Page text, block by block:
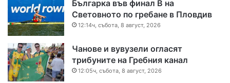
Българка във финал B на
Световното по гребане в Пловдив
12:14ч, събота, 8 август, 2026
Чанове и вувузели огласят
трибуните на Гребния канал
12:05ч, събота, 8 август, 2026